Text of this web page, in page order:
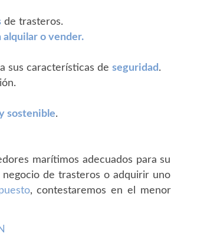
de trasteros.
alquilar o vender.
sus características de seguridad.
sostenible.
marítimos adecuados para su
de trasteros o adquirir uno
, contestaremos en el menor